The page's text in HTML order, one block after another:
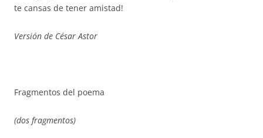
te cansas de tener amistad!
Versión de César Astor
Fragmentos del poema
(dos fragmentos)